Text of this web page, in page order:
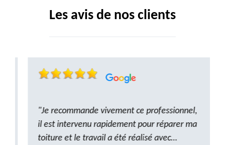
Les avis de nos clients
"Je recommande vivement ce professionnel,
il est intervenu rapidement pour réparer ma
toiture et le travail a été réalisé avec